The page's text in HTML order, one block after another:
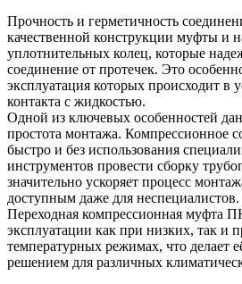
Прочность и герметичность
качественной конструкции муфты и
уплотнительных колец, которые
соединение от протечек. Это
эксплуатация которых происходит в
контакта с жидкостью.
Одной из ключевых особенностей
простота монтажа. Компрессионное
быстро и без использования
инструментов провести сборку
значительно ускоряет процесс
доступным даже для неспециалистов.
Переходная компрессионная муфта
эксплуатации как при низких, так и
температурных режимах, что делает
решением для различных